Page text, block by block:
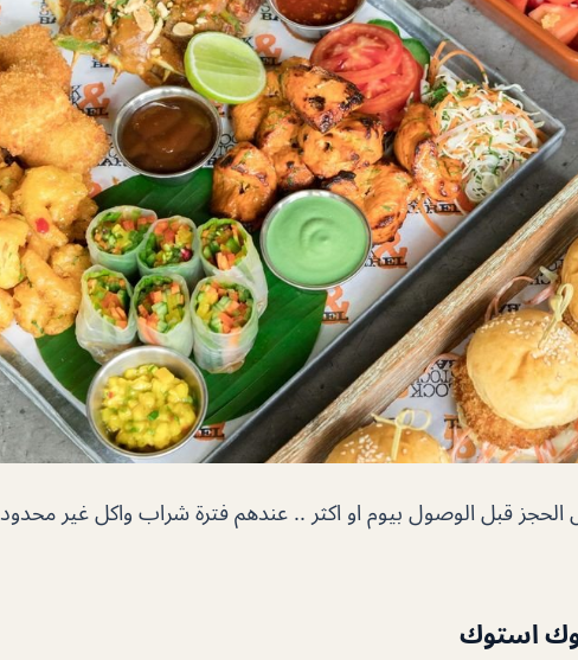
الحجز قبل الوصول بيوم او اكثر .. عندهم فترة شراب واكل غير محدود
استوك